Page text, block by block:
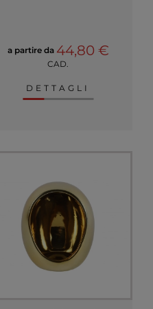
a partire da 44,80 €
CAD.
DETTAGLI